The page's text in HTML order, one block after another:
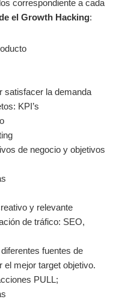
correspondiente a cada
el Growth Hacking:
satisfacer la demanda
KPI’s
de negocio y objetivos
y relevante
de tráfico: SEO,
fuentes de
el mejor target objetivo.
PULL;